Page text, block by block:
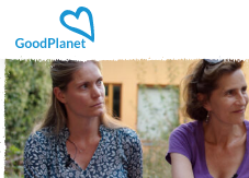
Spring naar de inhoud